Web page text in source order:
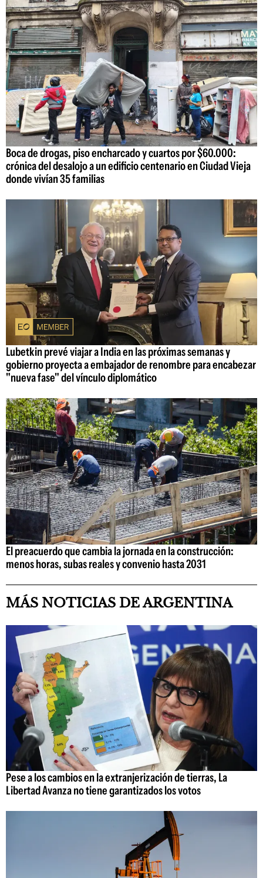
Boca de drogas, piso encharcado y cuartos por $60.000:
crónica del desalojo a un edificio centenario en Ciudad Vieja
donde vivían 35 familias
Lubetkin prevé viajar a India en las próximas semanas y
gobierno proyecta a embajador de renombre para encabezar
"nueva fase" del vínculo diplomático
El preacuerdo que cambia la jornada en la construcción:
menos horas, subas reales y convenio hasta 2031
MÁS NOTICIAS DE ARGENTINA
Pese a los cambios en la extranjerización de tierras, La
Libertad Avanza no tiene garantizados los votos